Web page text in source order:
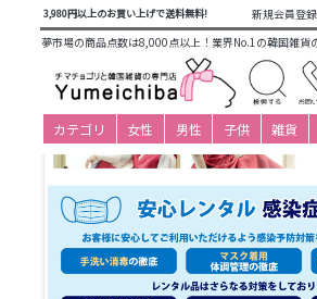
3,980円以上のお買い上げで送料無料! 新規会員登録
夢市場の商品点数は8,000点以上！業界No.1の韓国雑貨
カテゴリ 女性 男性 子供 雑貨
商品カテゴリ一覧>仕立て済み衣装(大人
010_ペアレンタルオーダーチマチョゴリ